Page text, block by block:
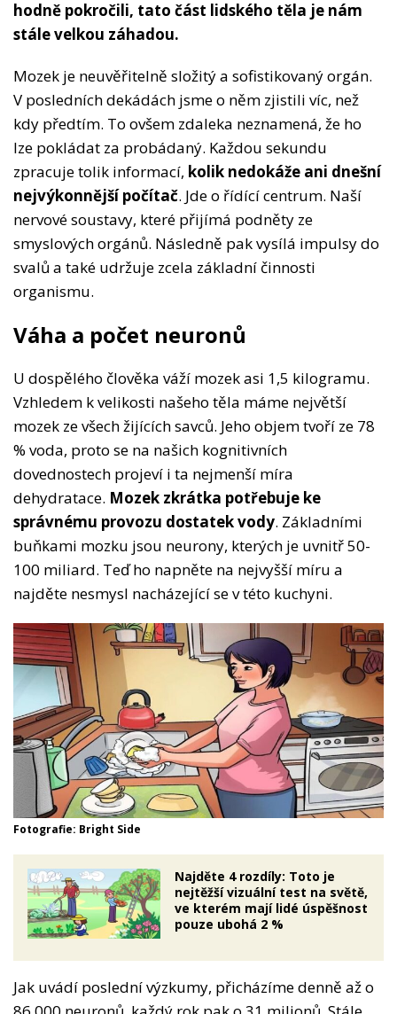
hodně pokročili, tato část lidského těla je nám
stále velkou záhadou.
Mozek je neuvěřitelně složitý a sofistikovaný orgán.
V posledních dekádách jsme o něm zjistili víc, než
kdy předtím. To ovšem zdaleka neznamená, že ho
lze pokládat za probádaný. Každou sekundu
zpracuje tolik informací, kolik nedokáže ani dnešní
nejvýkonnější počítač. Jde o řídící centrum. Naší
nervové soustavy, které přijímá podněty ze
smyslových orgánů. Následně pak vysílá impulsy do
svalů a také udržuje zcela základní činnosti
organismu.
Váha a počet neuronů
U dospělého člověka váží mozek asi 1,5 kilogramu.
Vzhledem k velikosti našeho těla máme největší
mozek ze všech žijících savců. Jeho objem tvoří ze 78
% voda, proto se na našich kognitivních
dovednostech projeví i ta nejmenší míra
dehydratace. Mozek zkrátka potřebuje ke
správnému provozu dostatek vody. Základními
buňkami mozku jsou neurony, kterých je uvnitř 50-
100 miliard. Teď ho napněte na nejvyšší míru a
najděte nesmysl nacházející se v této kuchyni.
Fotografie: Bright Side
Najděte 4 rozdíly: Toto je
nejtěžší vizuální test na světě,
ve kterém mají lidé úspěšnost
pouze ubohá 2 %
Jak uvádí poslední výzkumy, přicházíme denně až o